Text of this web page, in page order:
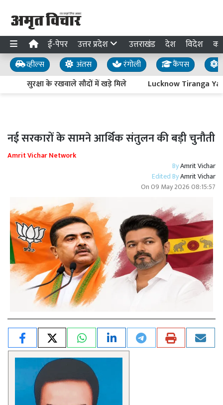
ई-पेपर उत्तर प्रदेश उत्तराखंड देश विदेश
व्हील्स अंतस रंगोली कैंपस
सुरक्षा के रखवाले सौदों में खड़े मिले
Lucknow Tiranga
नई सरकारों के सामने आर्थिक संतुलन की बड़ी चुनौती
Amrit Vichar Network
ByAmrit Vichar
Edited ByAmrit Vichar
On09 May 2026 08:15:57